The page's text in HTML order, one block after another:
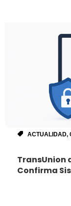
ACTUALIDAD,
TransUnion
Confirma